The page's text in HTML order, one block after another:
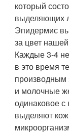
который
выделяющих
Эпидермис
за цвет
Каждые 3-4
в это время
производным
и молочные
одинаковое
выделяют